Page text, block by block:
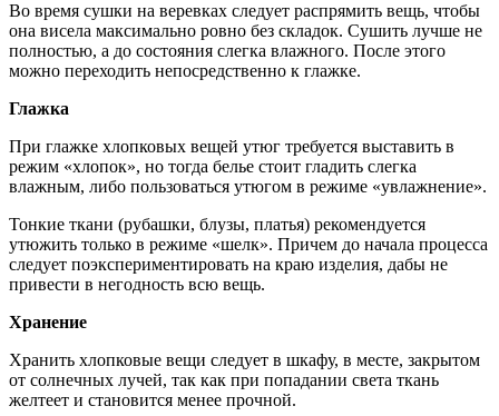
Во время сушки на веревках следует распрямить вещь, чтобы
она висела максимально ровно без складок. Сушить лучше не
полностью, а до состояния слегка влажного. После этого
можно переходить непосредственно к глажке.
Глажка
При глажке хлопковых вещей утюг требуется выставить в
режим «хлопок», но тогда белье стоит гладить слегка
влажным, либо пользоваться утюгом в режиме «увлажнение».
Тонкие ткани (рубашки, блузы, платья) рекомендуется
утюжить только в режиме «шелк». Причем до начала процесса
следует поэкспериментировать на краю изделия, дабы не
привести в негодность всю вещь.
Хранение
Хранить хлопковые вещи следует в шкафу, в месте, закрытом
от солнечных лучей, так как при попадании света ткань
желтеет и становится менее прочной.